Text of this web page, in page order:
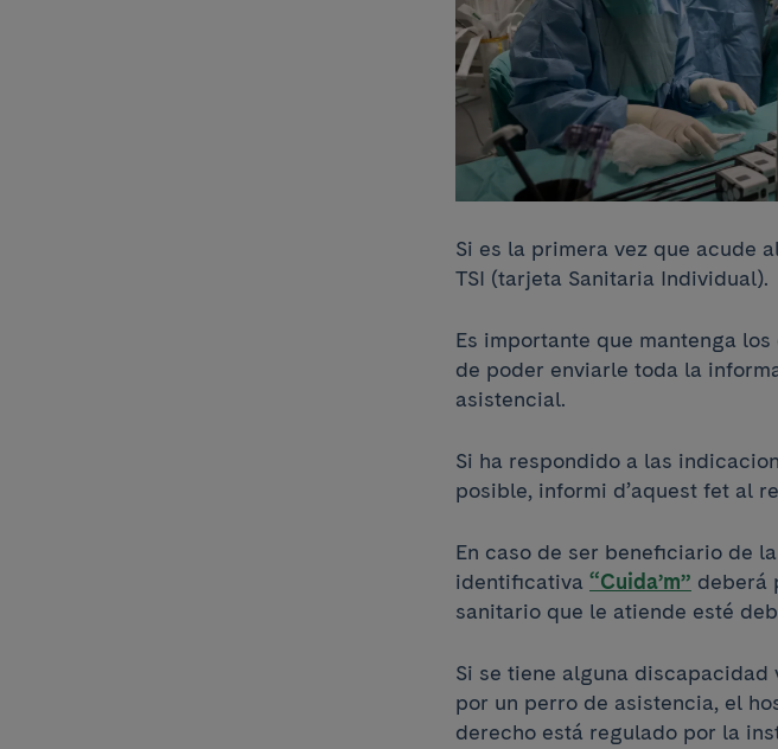
Si es la primera vez que acude
TSI (tarjeta Sanitaria Individual).
Es importante que mantenga
de poder enviarle toda la
asistencial.
Si ha respondido a las
posible, informi d’aquest fet al
En caso de ser beneficiario de
identificativa “Cuida’m” deberá
sanitario que le atiende esté
Si se tiene alguna
por un perro de asistencia, el
derecho está regulado por la